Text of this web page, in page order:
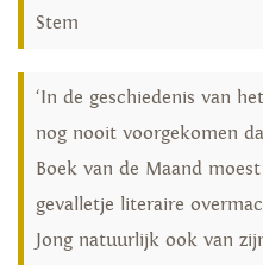
Stem
‘In de geschiedenis van
nog nooit voorgekomen
Boek van de Maand
gevalletje literaire
Jong natuurlijk ook van